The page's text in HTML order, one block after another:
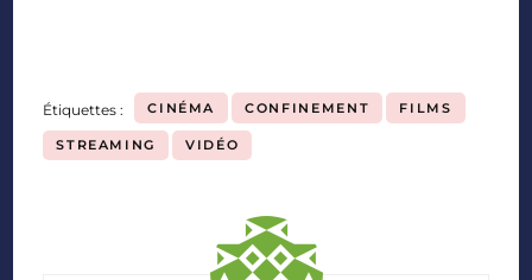
Étiquettes : CINÉMA CONFINEMENT FILMS
STREAMING VIDÉO